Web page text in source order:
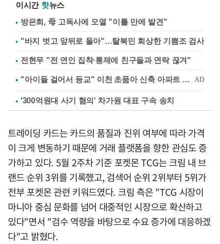
이시간 핫뉴스
방은희, 母 고독사에 오열 "이틀 만에 발견"
"바지 벗고 앞뒤로 돌아"…탈북민 회상한 기쁨조 검사
전현무 "전 연인 집착·통제에 친구들과 연락 끊겨"
'300억원대 사기 혐의' 차가원 대표 구속 송치
트레이딩 카드는 카드의 품질과 진위 여부에 따라 가격
이 크게 변동하기 때문에 거래 플랫폼을 향한 관심도 증
가하고 있다. 5월 2주차 기준 포켓몬 TCG는 크림 내 브
랜드 순위 3위를 기록했고, 검색어 순위 2위부터 5위가
전부 포켓몬 관련 키워드였다. 크림 측은 "TCG 시장이
마니아 중심 문화를 넘어 대중적인 시장으로 확산하고
있다"면서 "검수 역량을 바탕으로 수요 증가에 대응하겠
다"고 밝혔다.